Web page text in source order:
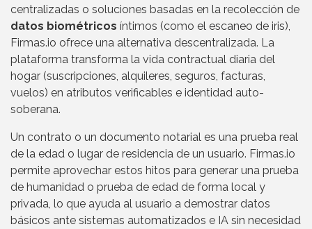
centralizadas o soluciones basadas en la recolección de
datos biométricos íntimos (como el escaneo de iris),
Firmas.io ofrece una alternativa descentralizada. La
plataforma transforma la vida contractual diaria del
hogar (suscripciones, alquileres, seguros, facturas,
vuelos) en atributos verificables e identidad auto-
soberana.
Un contrato o un documento notarial es una prueba real
de la edad o lugar de residencia de un usuario. Firmas.io
permite aprovechar estos hitos para generar una prueba
de humanidad o prueba de edad de forma local y
privada, lo que ayuda al usuario a demostrar datos
básicos ante sistemas automatizados e IA sin necesidad